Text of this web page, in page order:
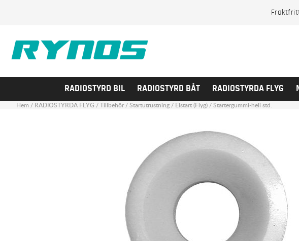
RADIOSTYRD BIL RADIOSTYRD BÅT RADIOSTYRDA FLYG
Hem / RADIOSTYRDA FLYG /Tillbehör/Startutrustning/ Elstart (Flyg)/Startergummi-heli std.